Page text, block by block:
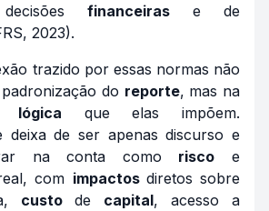
financeiras e de
2023).
trazido por essas normas não
do reporte, mas na
lógica que elas impõem.
deixa de ser apenas discurso e
na conta como risco e
com impactos diretos sobre
custode capital, acesso a